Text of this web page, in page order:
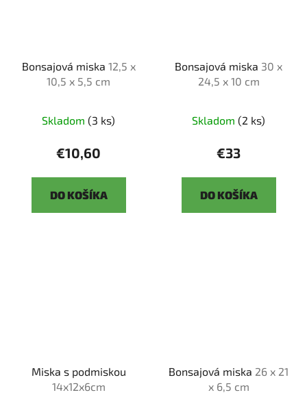
Bonsajová miska 12,5 x
10,5 x 5,5 cm
Skladom (3 ks)
€10,60
DO KOŠÍKA
Bonsajová miska 30 x
24,5 x 10 cm
Skladom (2 ks)
€33
DO KOŠÍKA
Miska s podmiskou
14x12x6cm
Bonsajová miska 26 x 21
x 6,5 cm